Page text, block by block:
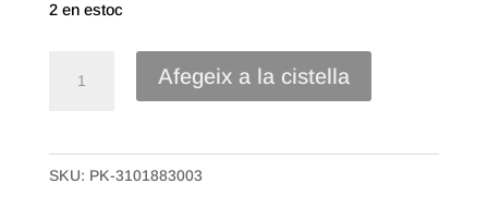
2 en estoc
Polipropilè
llis
Afegeix a la cistella
SKU: PK-3101883003